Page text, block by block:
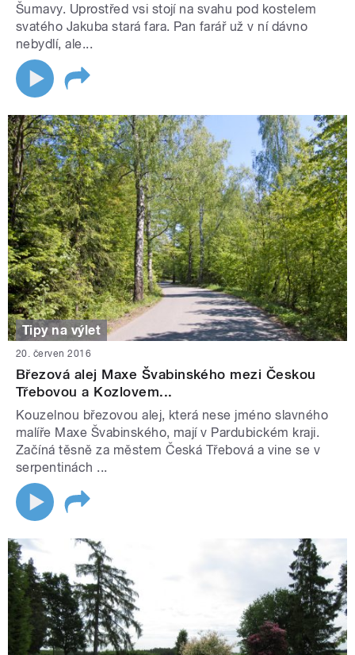
Šumavy. Uprostřed vsi stojí na svahu pod kostelem
svatého Jakuba stará fara. Pan farář už v ní dávno
nebydlí, ale...
Tipy na výlet
20. červen 2016
Březová alej Maxe Švabinského mezi Českou
Třebovou a Kozlovem...
Kouzelnou březovou alej, která nese jméno slavného
malíře Maxe Švabinského, mají v Pardubickém kraji.
Začíná těsně za městem Česká Třebová a vine se v
serpentinách ...